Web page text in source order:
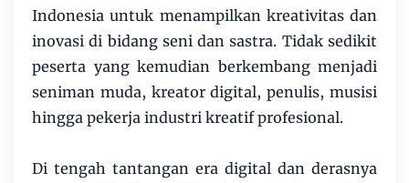
Indonesia untuk menampilkan kreativitas dan
inovasi di bidang seni dan sastra. Tidak sedikit
peserta yang kemudian berkembang menjadi
seniman muda, kreator digital, penulis, musisi
hingga pekerja industri kreatif profesional.
Di tengah tantangan era digital dan derasnya